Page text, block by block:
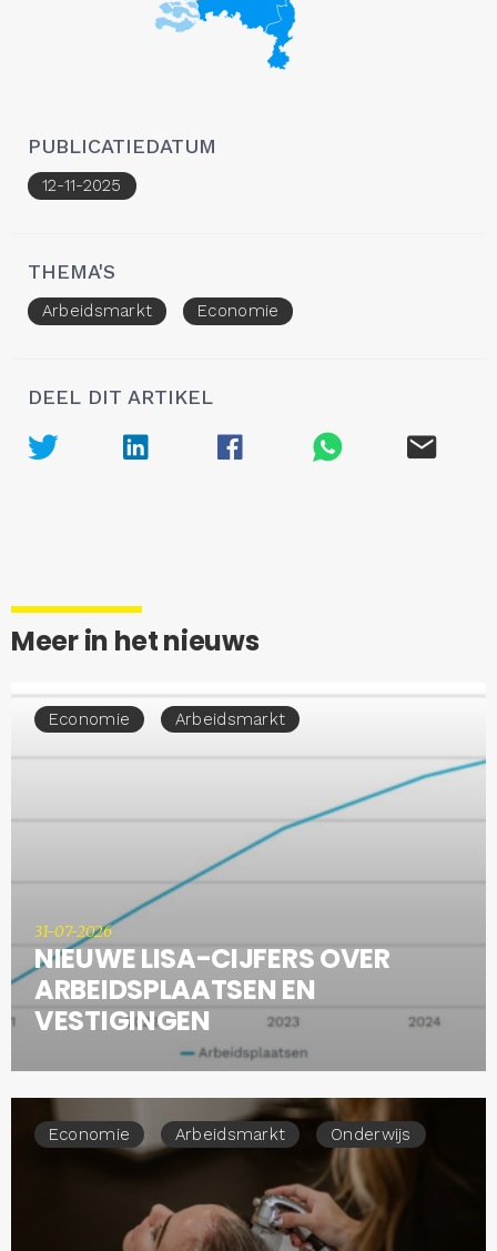
PUBLICATIEDATUM
12-11-2025
THEMA'S
Arbeidsmarkt Economie
DEEL DIT ARTIKEL
Meer in het nieuws
Economie Arbeidsmarkt
31-07-2026
NIEUWE LISA-CIJFERS OVER
ARBEIDSPLAATSEN EN
VESTIGINGEN
Economie Arbeidsmarkt Onderwijs